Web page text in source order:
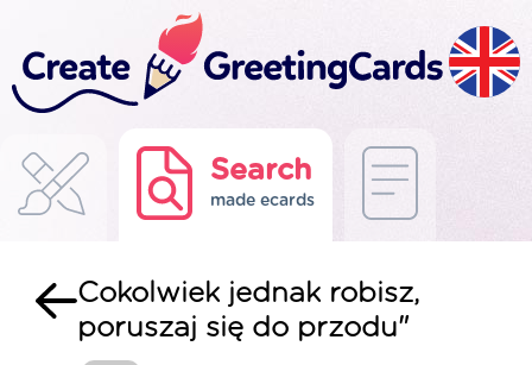
Search
made ecards
Cokolwiek jednak robisz,
poruszaj się do przodu"